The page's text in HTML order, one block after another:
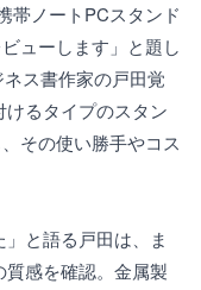
帯ノートPCスタンド
ューします」と題し
ス書作家の戸田覚
るタイプのスタン
その使い勝手やコス
」と語る戸田は、ま
感を確認。金属製